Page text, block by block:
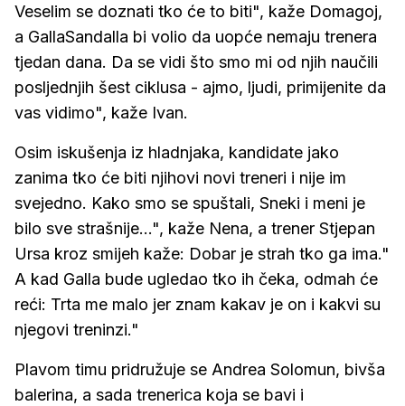
Veselim se doznati tko će to biti", kaže Domagoj,
a GallaSandalla bi volio da uopće nemaju trenera
tjedan dana. Da se vidi što smo mi od njih naučili
posljednjih šest ciklusa - ajmo, ljudi, primijenite da
vas vidimo", kaže Ivan.
Osim iskušenja iz hladnjaka, kandidate jako
zanima tko će biti njihovi novi treneri i nije im
svejedno. Kako smo se spuštali, Sneki i meni je
bilo sve strašnije...", kaže Nena, a trener Stjepan
Ursa kroz smijeh kaže: Dobar je strah tko ga ima."
A kad Galla bude ugledao tko ih čeka, odmah će
reći: Trta me malo jer znam kakav je on i kakvi su
njegovi treninzi."
Plavom timu pridružuje se Andrea Solomun, bivša
balerina, a sada trenerica koja se bavi i